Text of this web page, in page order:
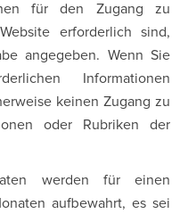
für den Zugang zu
erforderlich sind,
angegeben. Wenn Sie
Informationen
keinen Zugang zu
oder Rubriken der
werden für einen
aufbewahrt, es sei